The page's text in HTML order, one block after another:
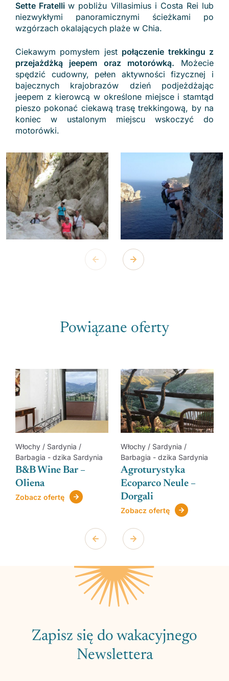
Sette Fratelliw pobliżu Villasimius i Costa Rei lub
niezwykłymi panoramicznymi ścieżkami po
wzgórzach okalających plaże w Chia.
Ciekawym pomysłem jest połączenie trekkingu z
przejażdżką jeepem oraz motorówką. Możecie
spędzić cudowny, pełen aktywności fizycznej i
bajecznych krajobrazów dzień podjeżdżając
jeepem z kierowcą w określone miejsce i stamtąd
pieszo pokonać ciekawą trasę trekkingową, by na
koniec w ustalonym miejscu wskoczyć do
motorówki.
Powiązane oferty
Włochy / Sardynia /
Barbagia - dzika Sardynia
B&B Wine Bar –
Oliena
Zobacz ofertę
Włochy / Sardynia /
Barbagia - dzika Sardynia
Agroturystyka
Ecoparco Neule –
Dorgali
Zobacz ofertę
Zapisz się do wakacyjnego
Newslettera